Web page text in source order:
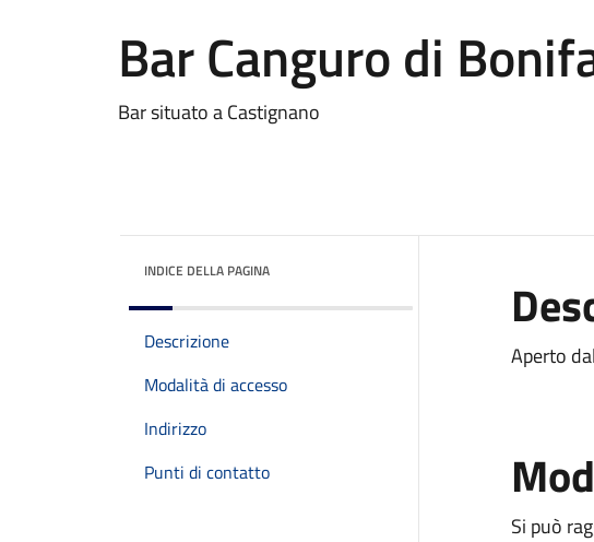
Bar Canguro di
Bar situato a Castignano
INDICE DELLA PAGINA
Descrizione
Modalità di accesso
Indirizzo
Punti di contatto
Aperto
Si può